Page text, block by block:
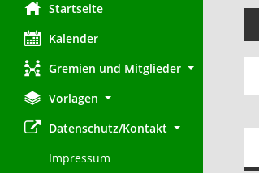
Startseite
Kalender
Gremien und Mitglieder
Vorlagen
Datenschutz/Kontakt
Impressum